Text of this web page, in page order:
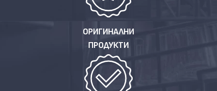
ОРИГИНАЛНИ
ПРОДУКТИ